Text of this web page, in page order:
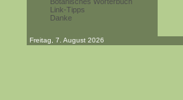
Link-Tipps
Danke
Freitag, 7. August 2026